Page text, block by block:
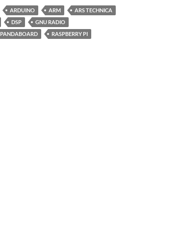
ARDUINO ARM
ARS TECHNICA
DSP
GNU RADIO
PANDABOARD
RASPBERRY PI